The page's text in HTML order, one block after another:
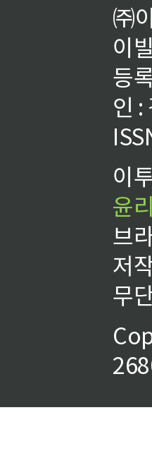
㈜
이
등
인
이
윤
브
저
무